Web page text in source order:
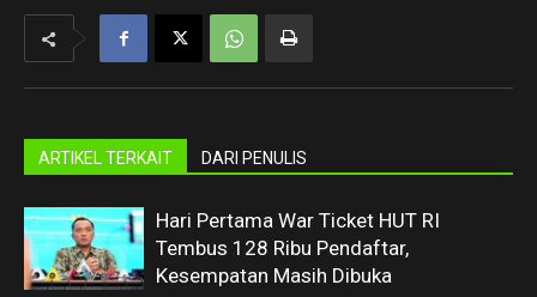
ARTIKEL TERKAIT DARI PENULIS
Hari Pertama War Ticket HUT RI
Tembus 128 Ribu Pendaftar,
Kesempatan Masih Dibuka